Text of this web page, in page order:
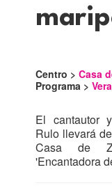
Centro >Casa
Programa >
El cantautor
Rulo llevará
Casa de
'Encantadora